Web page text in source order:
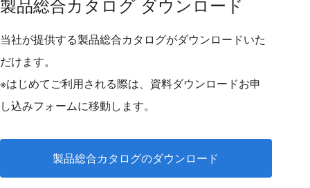
当社が提供する製品総合カタログがダウンロードいた
だけます。
※はじめてご利用される際は、資料ダウンロードお申
し込みフォームに移動します。
製品総合カタログのダウンロード